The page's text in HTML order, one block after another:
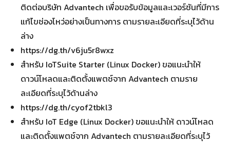
ติดต่อบริษัท Advantech เพื่อขอรับข้อมูลและเวอร์ชันที่มีการ
แก้ไขช่องโหว่อย่างเป็นทางการ ตามรายละเอียดที่ระบุไว้ด้าน
ล่าง
https://dg.th/v6ju5r8wxz
สำหรับ IoTSuite Starter (Linux Docker) ขอแนะนำให้
ดาวน์โหลดและติดตั้งแพตช์จาก Advantech ตามราย
ละเอียดที่ระบุไว้ด้านล่าง
https://dg.th/cyof2tbkl3
สำหรับ IoT Edge (Linux Docker) ขอแนะนำให้ ดาวน์โหลด
และติดตั้งแพตช์จาก Advantech ตามรายละเอียดที่ระบุไว้